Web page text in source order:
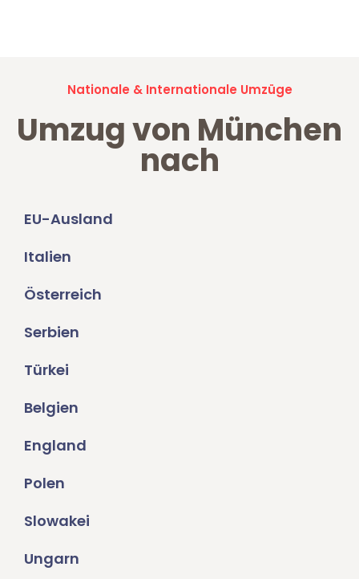
Nationale & Internationale Umzüge
Umzug von München
nach
EU-Ausland
Italien
Österreich
Serbien
Türkei
Belgien
England
Polen
Slowakei
Ungarn